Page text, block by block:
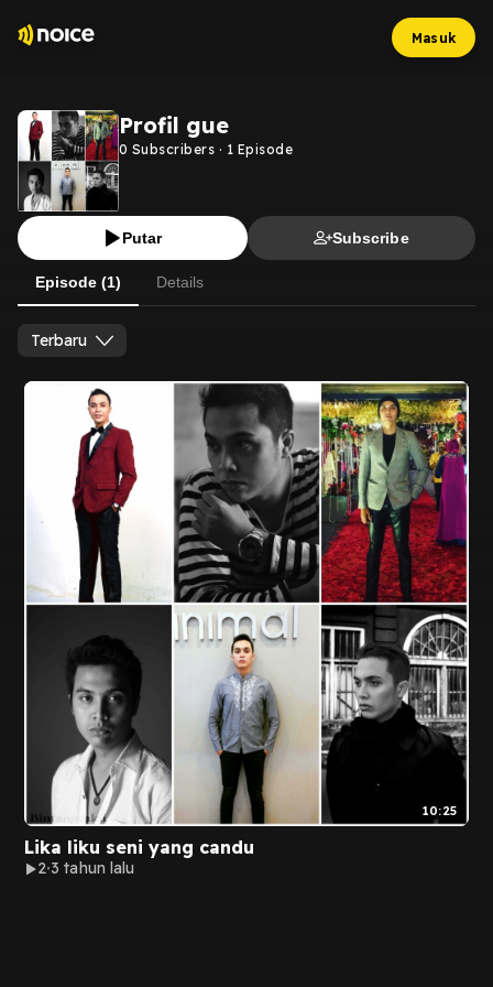
Masuk
Profil gue
0 Subscribers · 1 Episode
Putar Subscribe
Episode (1) Details
Terbaru
10:25
Lika liku seni yang candu
2 3 tahun lalu